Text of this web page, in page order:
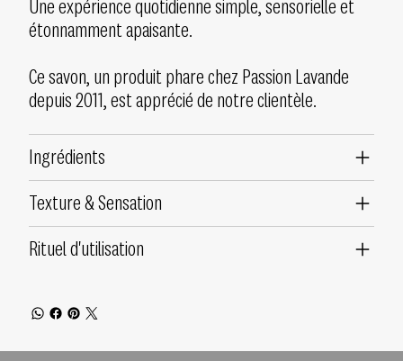
Une expérience quotidienne simple, sensorielle et
étonnamment apaisante.
Ce savon, un produit phare chez Passion Lavande
depuis 2011, est apprécié de notre clientèle.
Ingrédients
Texture & Sensation
Rituel d'utilisation